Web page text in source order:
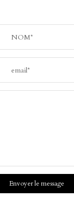
NOM*
email*
Envoyer le message